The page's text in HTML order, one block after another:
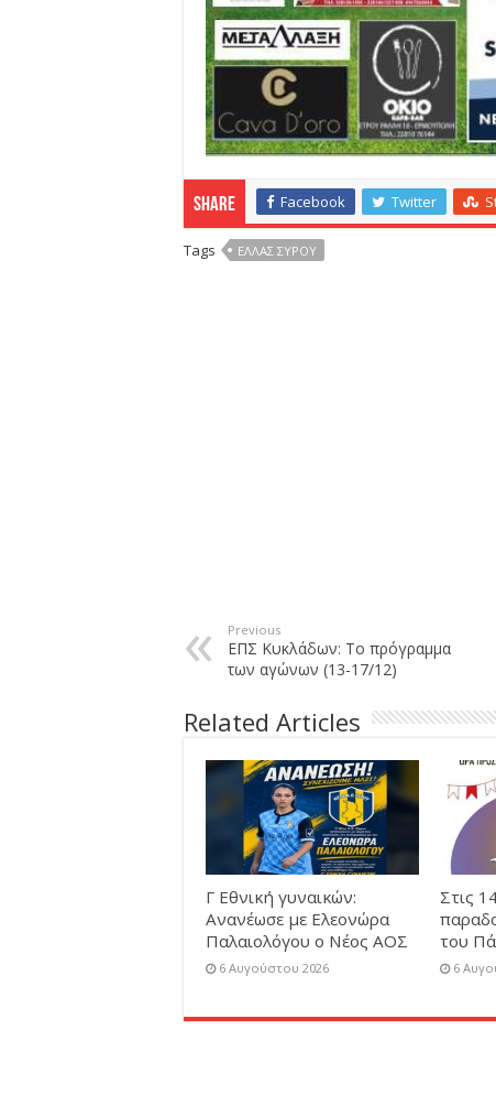
Share Facebook Twitter
Tags ΕΛΛΑΣ ΣΎΡΟΥ
Previous
ΕΠΣ Κυκλάδων: Το πρόγραμμα
των αγώνων (13-17/12)
Related Articles
Γ Εθνική γυναικών:
Ανανέωσε με Ελεονώρα
Παλαιολόγου ο Νέος ΑΟΣ
6 Αυγούστου 2026
Στις
του
6